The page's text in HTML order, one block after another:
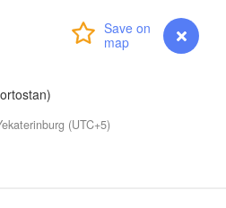
myVentusky Forecast
(UTC+5)
Нижневартовск
(Nizhnevartovsk)